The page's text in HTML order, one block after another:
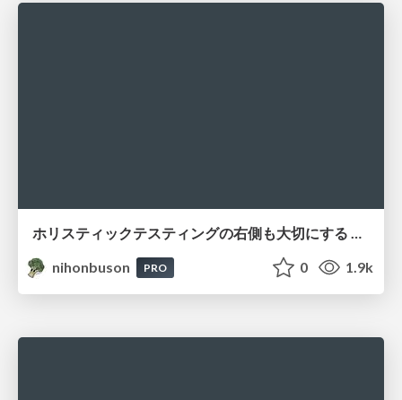
nihonbuson
PRO 0 1.9k